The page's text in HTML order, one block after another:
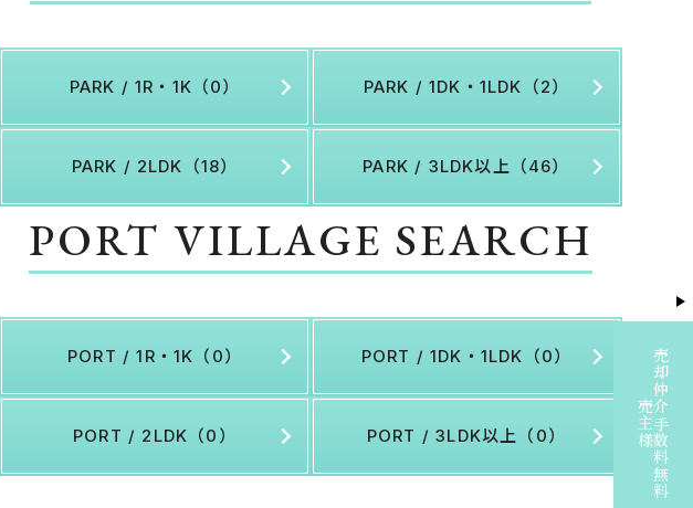
PARK / 1R・1K（0） PARK / 1DK・1LDK（2）
PARK / 2LDK（18） PARK / 3LDK以上（46）
PORT VILLAGE SEARCH
PORT / 1R・1K（0） PORT / 1DK・1LDK（0）
PORT / 2LDK（0） PORT / 3LDK以上（0） 売主様売却仲介手数料無料